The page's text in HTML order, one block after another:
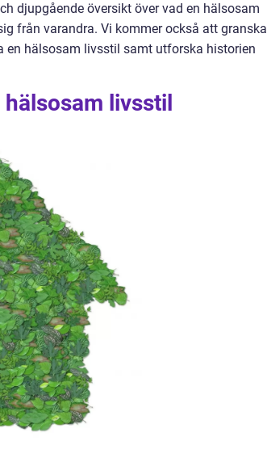
djupgående översikt över vad en hälsosam
från varandra. Vi kommer också att granska
hälsosam livsstil samt utforska historien
livsstil